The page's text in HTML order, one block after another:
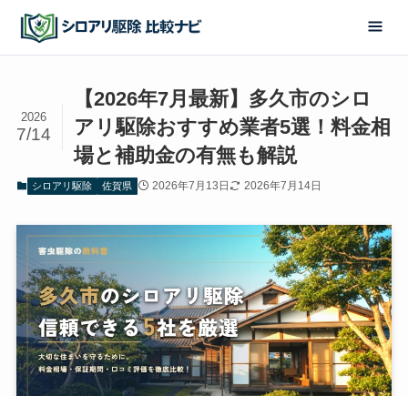
【2026年7月最新】多久市のシロ
アリ駆除おすすめ業者5選！料金相
場と補助金の有無も解説
2026
7/14
シロアリ駆除 佐賀県 2026年7月13日 2026年7月14日